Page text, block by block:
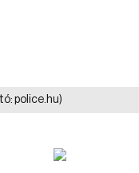
police.hu)